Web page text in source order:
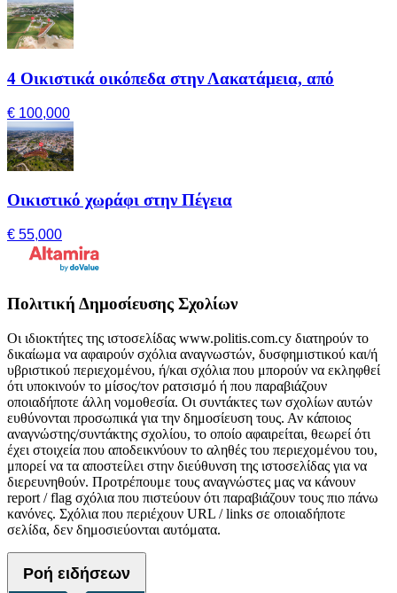
4 Οικιστικά οικόπεδα στην Λακατάμεια, από
€ 100,000
Οικιστικό χωράφι στην Πέγεια
€ 55,000
Πολιτική Δημοσίευσης Σχολίων
Οι ιδιοκτήτες της ιστοσελίδας www.politis.com.cy διατηρούν το
δικαίωμα να αφαιρούν σχόλια αναγνωστών, δυσφημιστικού και/ή
υβριστικού περιεχομένου, ή/και σχόλια που μπορούν να εκληφθεί
ότι υποκινούν το μίσος/τον ρατσισμό ή που παραβιάζουν
οποιαδήποτε άλλη νομοθεσία. Οι συντάκτες των σχολίων αυτών
ευθύνονται προσωπικά για την δημοσίευση τους. Αν κάποιος
αναγνώστης/συντάκτης σχολίου, το οποίο αφαιρείται, θεωρεί ότι
έχει στοιχεία που αποδεικνύουν το αληθές του περιεχομένου του,
μπορεί να τα αποστείλει στην διεύθυνση της ιστοσελίδας για να
διερευνηθούν. Προτρέπουμε τους αναγνώστες μας να κάνουν
report / flag σχόλια που πιστεύουν ότι παραβιάζουν τους πιο πάνω
κανόνες. Σχόλια που περιέχουν URL / links σε οποιαδήποτε
σελίδα, δεν δημοσιεύονται αυτόματα.
Ροή ειδήσεων